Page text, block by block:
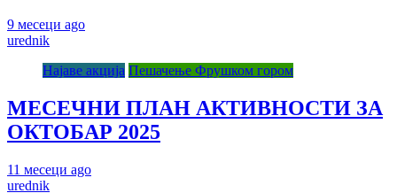
9 месеци ago
urednik
Најаве акција Пешачење Фрушком гором
МЕСЕЧНИ ПЛАН АКТИВНОСТИ ЗА
ОКТОБАР 2025
11 месеци ago
urednik